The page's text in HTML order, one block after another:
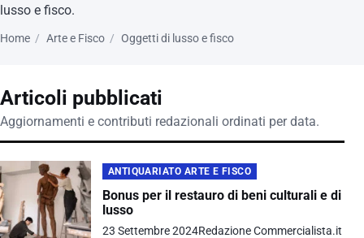
lusso e fisco.
Home Arte e Fisco Oggetti di lusso e fisco
Articoli pubblicati
Aggiornamenti e contributi redazionali ordinati per data.
ANTIQUARIATO ARTE E FISCO
Bonus per il restauro di beni culturali e di
lusso
23 Settembre 2024Redazione Commercialista.it